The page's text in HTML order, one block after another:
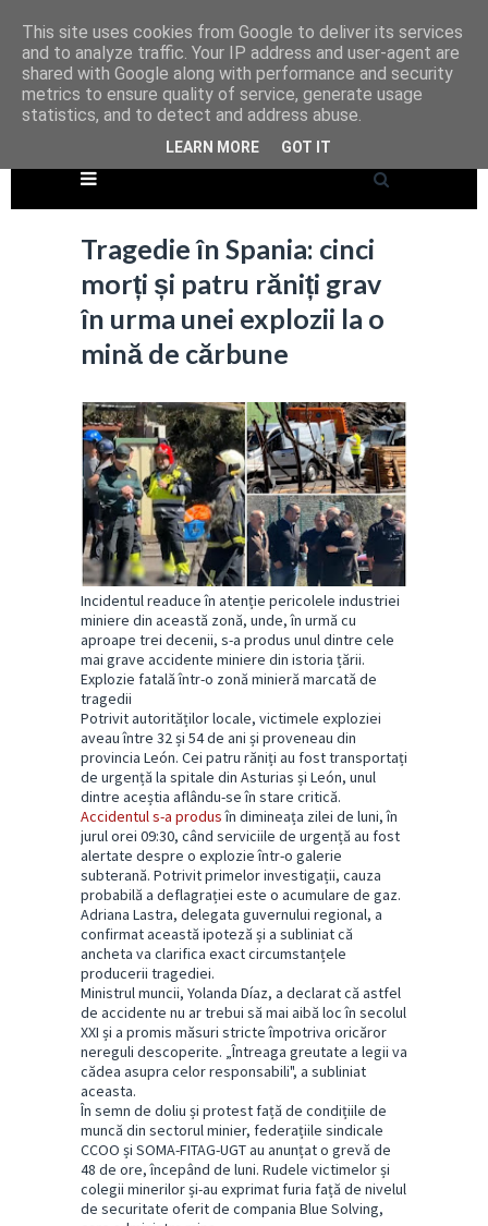
Tragedie în Spania: cinci
morți și patru răniți grav
în urma unei explozii la o
mină de cărbune
Incidentul readuce în atenție pericolele industriei
miniere din această zonă, unde, în urmă cu
aproape trei decenii, s-a produs unul dintre cele
mai grave accidente miniere din istoria țării.
Explozie fatală într-o zonă minieră marcată de
tragedii
Potrivit autorităților locale, victimele exploziei
aveau între 32 și 54 de ani și proveneau din
provincia León. Cei patru răniți au fost transportați
de urgență la spitale din Asturias și León, unul
dintre aceștia aflându-se în stare critică.
Accidentul s-a produsîn dimineața zilei de luni, în
jurul orei 09:30, când serviciile de urgență au fost
alertate despre o explozie într-o galerie
subterană. Potrivit primelor investigații, cauza
probabilă a deflagrației este o acumulare de gaz.
Adriana Lastra, delegata guvernului regional, a
confirmat această ipoteză și a subliniat că
ancheta va clarifica exact circumstanțele
producerii tragediei.
Ministrul muncii, Yolanda Díaz, a declarat că astfel
de accidente nu ar trebui să mai aibă loc în secolul
XXI și a promis măsuri stricte împotriva oricăror
nereguli descoperite. „Întreaga greutate a legii va
cădea asupra celor responsabili", a subliniat
aceasta.
În semn de doliu și protest față de condițiile de
muncă din sectorul minier, federațiile sindicale
CCOO și SOMA-FITAG-UGT au anunțat o grevă de
48 de ore, începând de luni. Rudele victimelor și
colegii minerilor și-au exprimat furia față de nivelul
de securitate oferit de compania Blue Solving,
This site uses cookies from Google to deliver its services
and to analyze traffic. Your IP address and user-agent are
shared with Google along with performance and security
metrics to ensure quality of service, generate usage
statistics, and to detect and address abuse.
LEARN MORE GOT IT